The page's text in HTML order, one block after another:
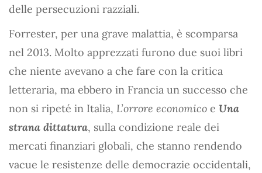
delle persecuzioni razziali.
Forrester, per una grave malattia, è scomparsa
nel 2013. Molto apprezzati furono due suoi libri
che niente avevano a che fare con la critica
letteraria, ma ebbero in Francia un successo che
non si ripeté in Italia, L’orrore economico e Una
strana dittatura, sulla condizione reale dei
mercati finanziari globali, che stanno rendendo
vacue le resistenze delle democrazie occidentali,